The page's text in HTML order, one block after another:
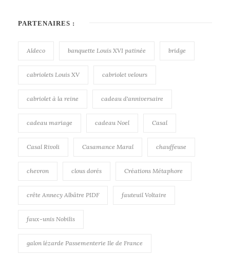
PARTENAIRES :
Aldeco banquette Louis XVI patinée bridge
cabriolets Louis XV cabriolet velours
cabriolet à la reine cadeau d'anniversaire
cadeau mariage cadeau Noel Casal
Casal Rivoli Casamance Maral chauffeuse
chevron clous dorés Créations Métaphore
crête Annecy Albâtre PIDF fauteuil Voltaire
faux-unis Nobilis
galon lézarde Passementerie Ile de France